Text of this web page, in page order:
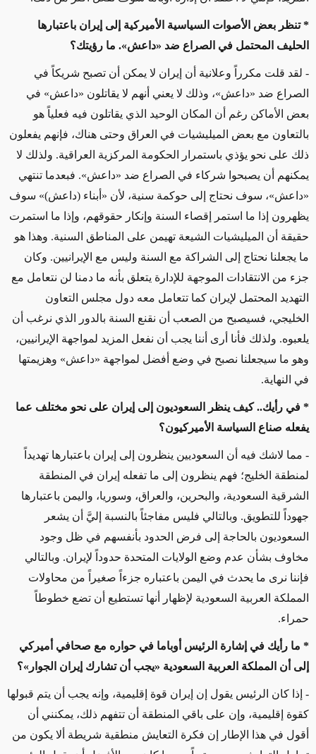
* تنظر بعض الأصوات السياسية الأميركية إلى إيران باعتبارها
الحليف المحتمل في الصراع ضد «داعش». ما رؤيتك؟
- لقد قلت مكرراً وعلانية أن إيران لا يمكن أن تصبح شريكاً في
الصراع ضد «داعش»، وذلك لا يعني أنهم لا يقاتلون «داعش» في
بعض الأماكن رغم أن المكان الوحيد الذي يقاتلون فيه فعلياً هو
بالتعاون مع بعض الميليشيات في العراق وحتى هناك، فإنهم يفعلون
ذلك على نحو يؤذي باستمرار الحكومة المركزية العراقية. ولذلك لا
يمكنهم أن يصبحوا شركاء في الصراع ضد «داعش». فبعدما تنتهي
«داعش»، سوف نحتاج إلى حوكمة سنية، لأن «أبناء (داعش)» سوف
يظهرون إذا ما استمر إقصاء السنة وإنكار حقوقهم، وإذا ما استمرت
حقيقة أن الميليشيات الشيعة تهيمن على المناطق السنية. وهذا هو
ما يجعلنا نحتاج إلى الشراكة مع السنة وليس مع الإيرانيين. وكان
جزء من الانتقادات الموجهة للإدارة يتعلق بأنه ما دمنا لن نتعامل مع
التهديد المحتمل لإيران كما تتعامل معه دول مجلس التعاون
الخليجي، فسيصبح من الصعب أن نقنع السنة بالدور الذي نرغب أن
يلعبوه. ولذلك فأنا أرى أننا يجب أن نفعل المزيد لمواجهة الإيرانيين،
وهو ما سيجعلنا نصبح في وضع أفضل لمواجهة «داعش» وهزيمتها
في النهاية.
* في رأيك.. كيف ينظر السعوديون إلى إيران على نحو مختلف عما
يفعله صناع السياسة الأميركيون؟
- مما لاشك فيه أن السعوديين ينظرون إلى إيران باعتبارها تهديداً
لمنطقة الخليج؛ فهم ينظرون إلى ما تفعله إيران في المنطقة
الشرقية السعودية، والبحرين، والعراق، وسوريا، واليمن باعتبارها
جهوداً للتطويق. وبالتالي فليس مفاجئاً بالنسبة إليَّ أن يشعر
السعوديون بالحاجة إلى فرض الحدود بأنفسهم في ظل وجود
مخاوف بشأن عدم وضع الولايات المتحدة حدوداً لإيران. وبالتالي
فإننا نرى ما يحدث في اليمن باعتباره جزءاً صغيراً من محاولات
المملكة العربية السعودية لإظهار أنها تستطيع أن تضع خطوطاً
حمراء.
* ما رأيك في إشارة الرئيس أوباما في حواره مع صحافي أميركي
إلى أن المملكة العربية السعودية «يجب أن تشارك إيران الجوار»؟
- إذا كان الرئيس يقول إن إيران قوة إقليمية، وإنه يجب أن يتم قبولها
كقوة إقليمية، وإن على باقي المنطقة أن تتفهم ذلك، يمكنني أن
أقول في هذا الإطار إن فكرة التعايش منطقية شريطة ألا يكون من